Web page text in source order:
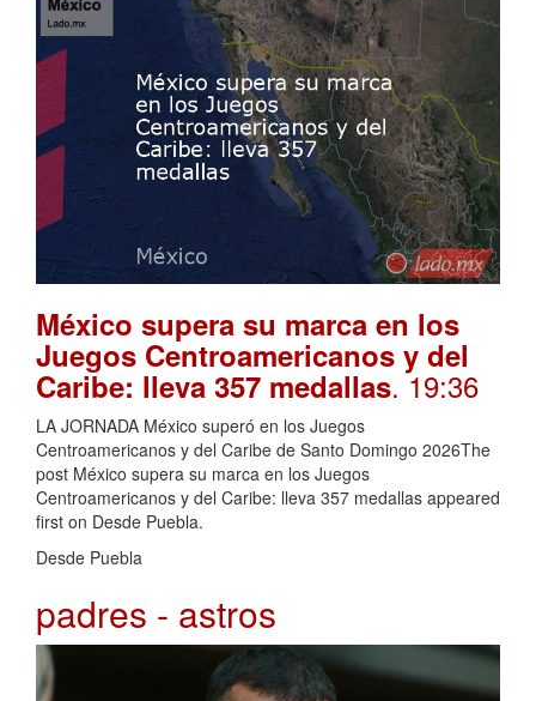
México supera su marca en los
Juegos Centroamericanos y del
Caribe: lleva 357 medallas. 19:36
LA JORNADA México superó en los Juegos
Centroamericanos y del Caribe de Santo Domingo 2026The
post México supera su marca en los Juegos
Centroamericanos y del Caribe: lleva 357 medallas appeared
first on Desde Puebla.
Desde Puebla
padres - astros